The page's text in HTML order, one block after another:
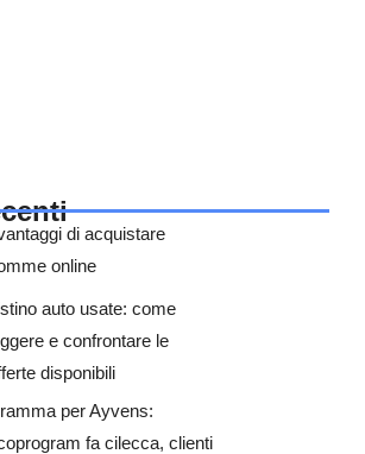
di acquistare
online
auto usate: come
e confrontare le
disponibili
per Ayvens:
fa cilecca, clienti